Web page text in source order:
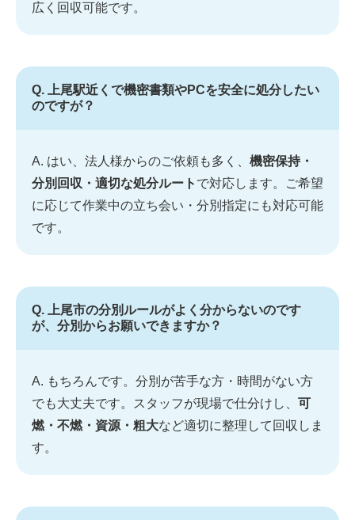
広く回収可能です。
Q. 上尾駅近くで機密書類やPCを安全に処分したい
のですが？
A. はい、法人様からのご依頼も多く、 機密保持・
分別回収・適切な処分ルート で対応します。ご希望
に応じて作業中の立ち会い・分別指定にも対応可能
です。
Q. 上尾市の分別ルールがよく分からないのです
が、分別からお願いできますか？
A. もちろんです。分別が苦手な方・時間がない方
でも大丈夫です。スタッフが現場で仕分けし、 可
燃・不燃・資源・粗大など適切に整理して回収しま
す。